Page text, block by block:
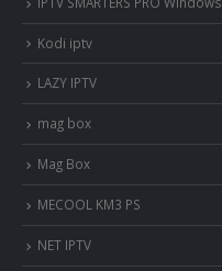
Kodi iptv
LAZY IPTV
mag box
Mag Box
MECOOL KM3 PS
NET IPTV